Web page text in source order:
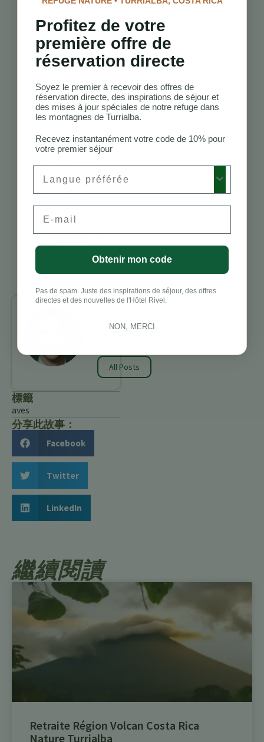
votre
découverte
Biking Costa
Rica Trails
Vélo de
Une touche de
soleil dans la
forêt tropicale
: Le Gros-bec à
face noire
Un Charmeur
Timide :
Découverte du
Formicaire à
Rousse
Charbonneau,
All Posts
標籤
aves
分享此故事：
Facebook
Twitter
LinkedIn
繼續閱讀
Retraite Région Volcan Costa Rica
Nature Turrialba
Profitez de votre
première offre de
réservation directe
Soyez le premier à recevoir des offres de
réservation directe, des inspirations de séjour et
des mises à jour spéciales de notre refuge dans
les montagnes de Turrialba.
Recevez instantanément votre code de 10% pour
votre premier séjour
Obtenir mon code
Pas de spam. Juste des inspirations de séjour, des offres
directes et des nouvelles de l'Hôtel Rivel.
NON, MERCI